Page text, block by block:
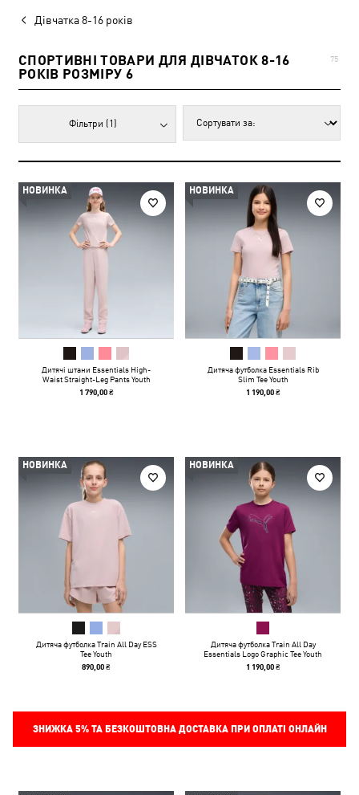
Дівчатка 8-16 років
СПОРТИВНІ ТОВАРИ ДЛЯ ДІВЧАТОК 8-16
РОКІВ РОЗМІРУ 6
75
Фільтри (1)
НОВИНКА
Дитячі штани Essentials High-
Waist Straight-Leg Pants Youth
1 790,00 ₴
НОВИНКА
Дитяча футболка Essentials Rib
Slim Tee Youth
1 190,00 ₴
НОВИНКА
Дитяча футболка Train All Day ESS
Tee Youth
890,00 ₴
НОВИНКА
Дитяча футболка Train All Day
Essentials Logo Graphic Tee Youth
1 190,00 ₴
ЗНИЖКА 5%ТА БЕЗКОШТОВНА ДОСТАВКА ПРИ ОПЛАТІ ОНЛАЙН